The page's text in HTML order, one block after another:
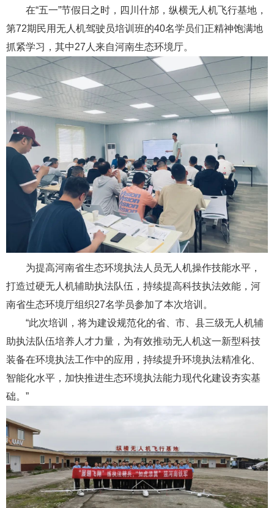
在“五一”节假日之时，四川什邡，纵横无人机飞行基地，
第72期民用无人机驾驶员培训班的40名学员们正精神饱满地
抓紧学习，其中27人来自河南生态环境厅。
为提高河南省生态环境执法人员无人机操作技能水平，
打造过硬无人机辅助执法队伍，持续提高科技执法效能，河
南省生态环境厅组织27名学员参加了本次培训。
“此次培训，将为建设规范化的省、市、县三级无人机辅
助执法队伍培养人才力量，为有效推动无人机这一新型科技
装备在环境执法工作中的应用，持续提升环境执法精准化、
智能化水平，加快推进生态环境执法能力现代化建设夯实基
础。”